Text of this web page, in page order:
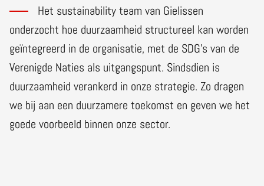
Het sustainability team van Gielissen
onderzocht hoe duurzaamheid structureel kan worden
geïntegreerd in de organisatie, met de SDG’s van de
Verenigde Naties als uitgangspunt. Sindsdien is
duurzaamheid verankerd in onze strategie. Zo dragen
we bij aan een duurzamere toekomst en geven we het
goede voorbeeld binnen onze sector.